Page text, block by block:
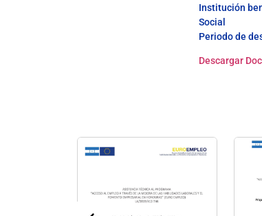
Institución
Social
Periodo de
Descargar